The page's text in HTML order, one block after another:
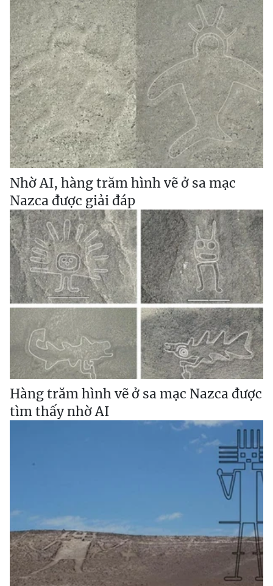
Nhờ AI, hàng trăm hình vẽ ở sa mạc
Nazca được giải đáp
Hàng trăm hình vẽ ở sa mạc Nazca được
tìm thấy nhờ AI